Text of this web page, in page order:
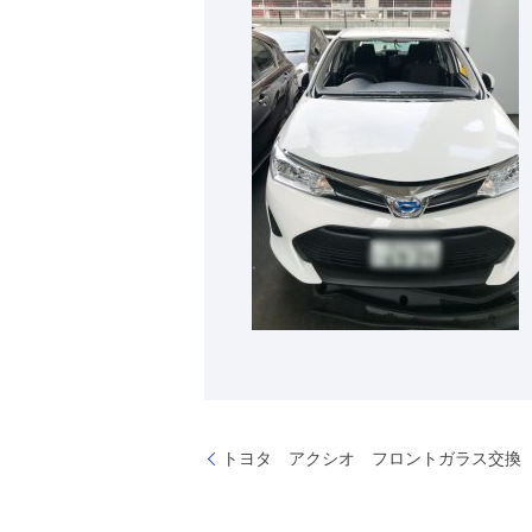
トヨタ アクシオ フロントガラス交